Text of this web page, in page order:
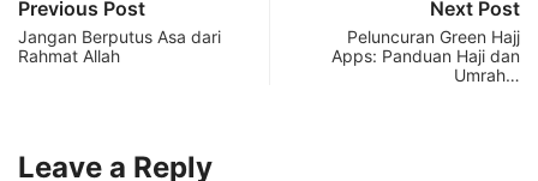
Previous Post
Jangan Berputus Asa dari
Rahmat Allah
Next Post
Peluncuran Green Hajj
Apps: Panduan Haji dan
Umrah…
Leave a Reply